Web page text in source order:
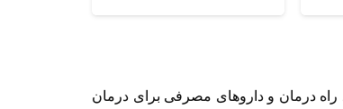
راه درمان و داروهای مصرفی برای درمان